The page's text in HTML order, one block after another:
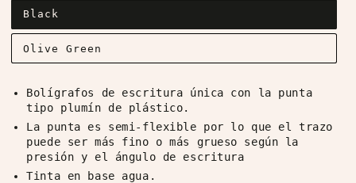
Black
Olive Green
Bolígrafos de escritura única con la punta
tipo plumín de plástico.
La punta es semi-flexible por lo que el trazo
puede ser más fino o más grueso según la
presión y el ángulo de escritura
Tinta en base agua.